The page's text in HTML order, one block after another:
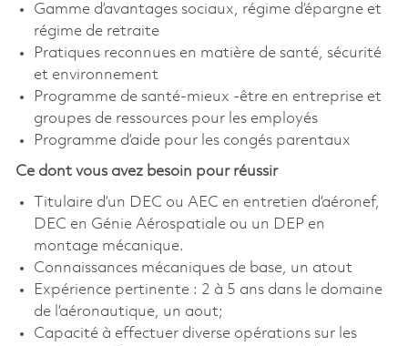
Gamme d’avantages sociaux, régime d’épargne et
régime de retraite
Pratiques reconnues en matière de santé, sécurité
et environnement
Programme de santé-mieux -être en entreprise et
groupes de ressources pour les employés
Programme d’aide pour les congés parentaux
Ce dont vous avez besoin pour réussir
Titulaire d’un DEC ou AEC en entretien d’aéronef,
DEC en Génie Aérospatiale ou un DEP en
montage mécanique.
Connaissances mécaniques de base, un atout
Expérience pertinente : 2 à 5 ans dans le domaine
de l’aéronautique, un aout;
Capacité à effectuer diverse opérations sur les